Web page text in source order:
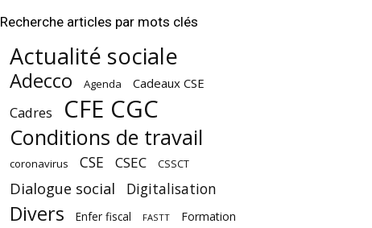
Recherche articles par mots clés
Actualité sociale
Adecco Agenda Cadeaux CSE
Cadres CFE CGC
Conditions de travail
coronavirus CSE CSEC CSSCT
Dialogue social Digitalisation
Divers Enfer fiscal FASTT Formation